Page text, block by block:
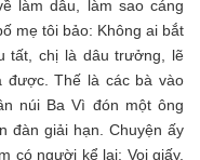
làm dâu, làm sao cáng
mẹ tôi bảo: Không ai bắt
tất, chị là dâu trưởng, lẽ
được. Thế là các bà vào
núi Ba Vì đón một ông
đàn giải hạn. Chuyện ấy
có người kể lại: Voi giấy,